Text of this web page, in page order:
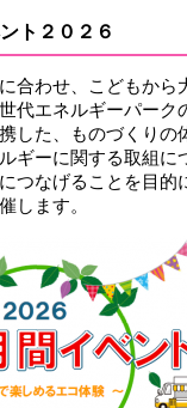
ト２０２６
合わせ、こどもから
代エネルギーパーク
した、ものづくりの
ギーに関する取組に
つなげることを目的
します。